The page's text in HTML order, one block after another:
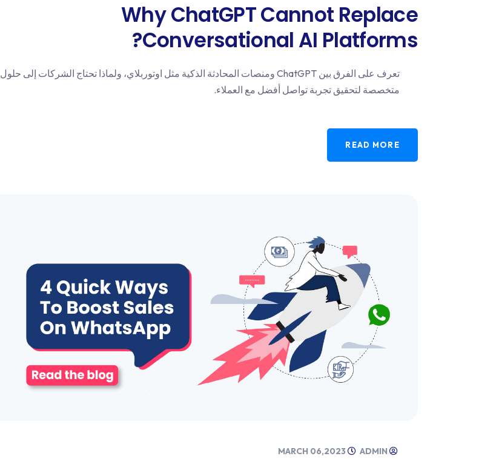
Why ChatGPT Cannot Replace
Conversational AI Platforms?
تعرف على الفرق بين ChatGPT ومنصات المحادثة الذكية مثل اوتوربلاي، ولماذا تحتاج الشركات إلى حلول
متخصصة لتحقيق تجربة تواصل أفضل مع العملاء.
READ MORE